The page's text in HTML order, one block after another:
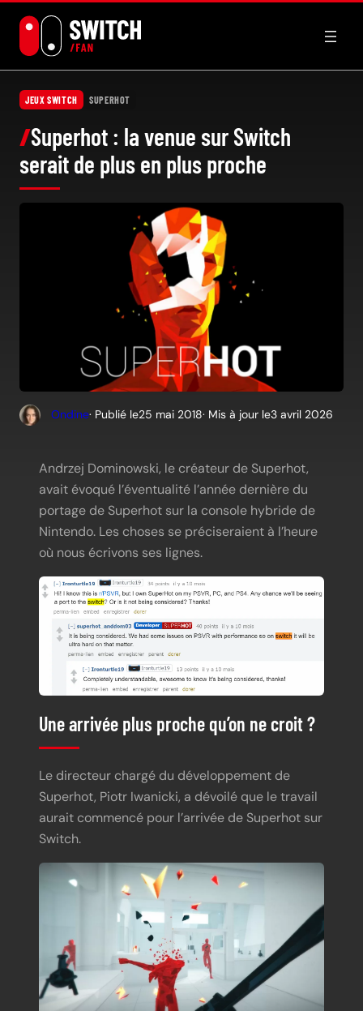
contenu
JEUX SWITCH SUPERHOT
Superhot : la venue sur Switch
serait de plus en plus proche
Ondine· Publié le25 mai 2018· Mis à jour le3 avril 2026
Andrzej Dominowski, le créateur de Superhot,
avait évoqué l’éventualité l’année dernière du
portage de Superhot sur la console hybride de
Nintendo. Les choses se préciseraient à l’heure
où nous écrivons ses lignes.
Une arrivée plus proche qu’on ne croit ?
Le directeur chargé du développement de
Superhot, Piotr Iwanicki, a dévoilé que le travail
aurait commencé pour l’arrivée de Superhot sur
Switch.